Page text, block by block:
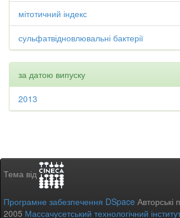
мітотичний індекс
сульфатвідновлювальні бактерії
за датою випуску
2013
Тема від
Програмне забезпечення DSpace
2005 Массачусетський технологічний